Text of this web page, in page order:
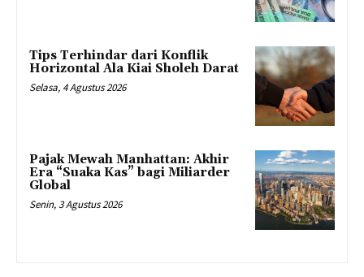
Tips Terhindar dari Konflik
Horizontal Ala Kiai Sholeh Darat
Selasa, 4 Agustus 2026
Pajak Mewah Manhattan: Akhir
Era “Suaka Kas” bagi Miliarder
Global
Senin, 3 Agustus 2026